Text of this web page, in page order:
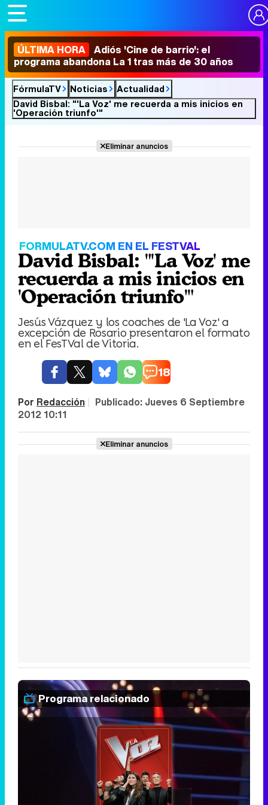
ÚLTIMA HORA Adiós 'Cine de barrio': el
programa abandona La 1 tras más de 30 años
FórmulaTV Noticias
Actualidad
David Bisbal: "'La Voz' me recuerda a mis inicios en
'Operación triunfo'"
Eliminar anuncios
FORMULATV.COM EN EL FESTVAL
David Bisbal: "'La Voz' me
recuerda a mis inicios en
'Operación triunfo'"
Jesús Vázquez y los coaches de 'La Voz' a
excepción de Rosario presentaron el formato
en el FesTVal de Vitoria.
18
Por Redacción | Publicado: Jueves 6 Septiembre
2012 10:11
Eliminar anuncios
Programa relacionado